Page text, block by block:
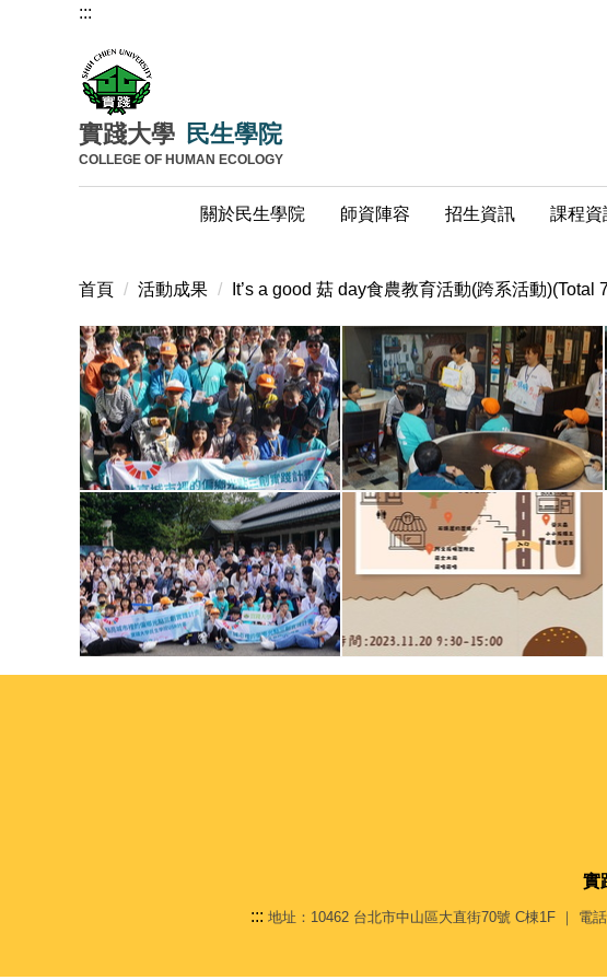
:::
實踐大學 民生學院
COLLEGE OF HUMAN ECOLOGY
關於民生學院 師資陣容 招生資訊 課程資
首頁 活動成果 It’s a good 菇 day食農教育活動(跨系活動)(Total
:::
實
地址：10462 台北市中山區大直街70號 C棟1F ｜ 電